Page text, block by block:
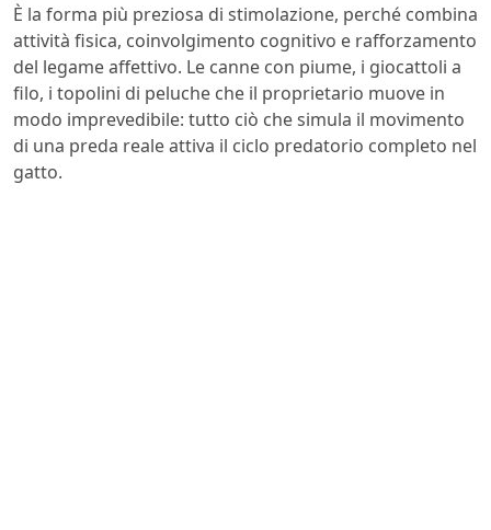
È la forma più preziosa di stimolazione, perché combina
attività fisica, coinvolgimento cognitivo e rafforzamento
del legame affettivo. Le canne con piume, i giocattoli a
filo, i topolini di peluche che il proprietario muove in
modo imprevedibile: tutto ciò che simula il movimento
di una preda reale attiva il ciclo predatorio completo nel
gatto.